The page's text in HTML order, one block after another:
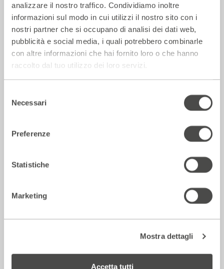
analizzare il nostro traffico. Condividiamo inoltre
informazioni sul modo in cui utilizzi il nostro sito con i
nostri partner che si occupano di analisi dei dati web,
pubblicità e social media, i quali potrebbero combinarle
con altre informazioni che hai fornito loro o che hanno
raccolto dal tuo utilizzo dei loro servizi.
delNecessari
Preferenze
Statistiche
Marketing
Mostra dettagli
Accetta tutti
Surrealismo capitalista
Produzione
Teatro